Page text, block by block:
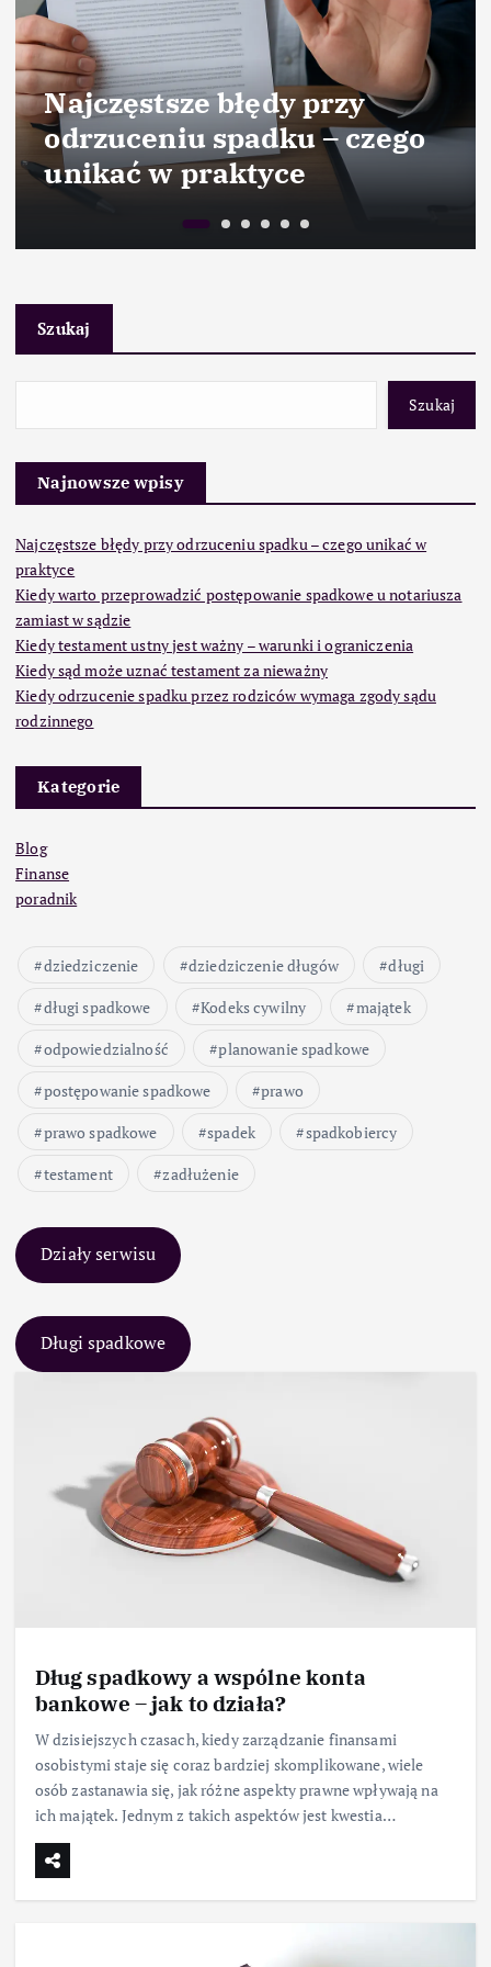
Najczęstsze błędy przy
odrzuceniu spadku – czego
unikać w praktyce
Szukaj
Szukaj
Najnowsze wpisy
Najczęstsze błędy przy odrzuceniu spadku – czego unikać w
praktyce
Kiedy warto przeprowadzić postępowanie spadkowe u notariusza
zamiast w sądzie
Kiedy testament ustny jest ważny – warunki i ograniczenia
Kiedy sąd może uznać testament za nieważny
Kiedy odrzucenie spadku przez rodziców wymaga zgody sądu
rodzinnego
Kategorie
Blog
Finanse
poradnik
dziedziczenie dziedziczenie długów
długi
długi spadkowe
Kodeks cywilny
majątek
odpowiedzialność
planowanie spadkowe
postępowanie spadkowe
prawo
prawo spadkowe
spadek
spadkobiercy
testament
zadłużenie
Działy serwisu
Długi spadkowe
Dług spadkowy a wspólne konta
bankowe – jak to działa?
W dzisiejszych czasach, kiedy zarządzanie finansami
osobistymi staje się coraz bardziej skomplikowane, wiele
osób zastanawia się, jak różne aspekty prawne wpływają na
ich majątek. Jednym z takich aspektów jest kwestia…